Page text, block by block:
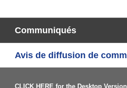
Communiqués
Avis de diffusion de
CLICK HERE for the Desktop Version